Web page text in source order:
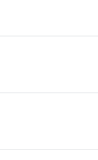
10 元